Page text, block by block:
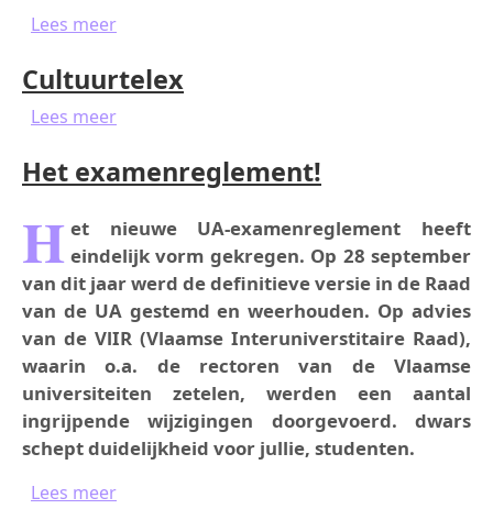
Lees meerover Welkom
Cultuurtelex
Lees meerover Cultuurtelex
Het examenreglement!
H et nieuwe UA-examenreglement heeft
eindelijk vorm gekregen. Op 28 september
van dit jaar werd de definitieve versie in de Raad
van de UA gestemd en weerhouden. Op advies
van de VlIR (Vlaamse Interuniverstitaire Raad),
waarin o.a. de rectoren van de Vlaamse
universiteiten zetelen, werden een aantal
ingrijpende wijzigingen doorgevoerd. dwars
schept duidelijkheid voor jullie, studenten.
Lees meerover Het examenreglement!